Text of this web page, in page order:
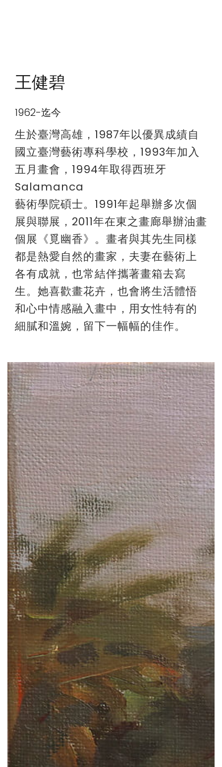
王健碧
1962-迄今
生於臺灣高雄，1987年以優異成績自
國立臺灣藝術專科學校，1993年加入
五月畫會，1994年取得西班牙
Salamanca
藝術學院碩士。1991年起舉辦多次個
展與聯展，2011年在東之畫廊舉辦油畫
個展《覓幽香》。畫者與其先生同樣
都是熱愛自然的畫家，夫妻在藝術上
各有成就，也常結伴攜著畫箱去寫
生。她喜歡畫花卉，也會將生活體悟
和心中情感融入畫中，用女性特有的
細膩和溫婉，留下一幅幅的佳作。